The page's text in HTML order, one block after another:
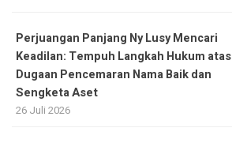
Perjuangan Panjang Ny Lusy Mencari
Keadilan: Tempuh Langkah Hukum atas
Dugaan Pencemaran Nama Baik dan
Sengketa Aset
26 Juli 2026